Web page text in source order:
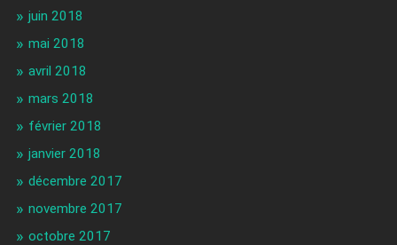
juin 2018
mai 2018
avril 2018
mars 2018
février 2018
janvier 2018
décembre 2017
novembre 2017
octobre 2017